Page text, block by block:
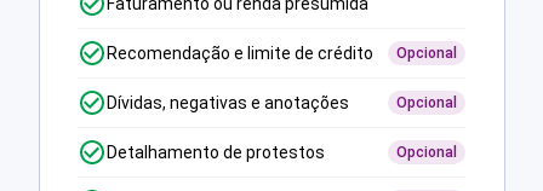
Faturamento ou renda presumida
Recomendação e limite de crédito Opcional
Dívidas, negativas e anotações Opcional
Detalhamento de protestos Opcional